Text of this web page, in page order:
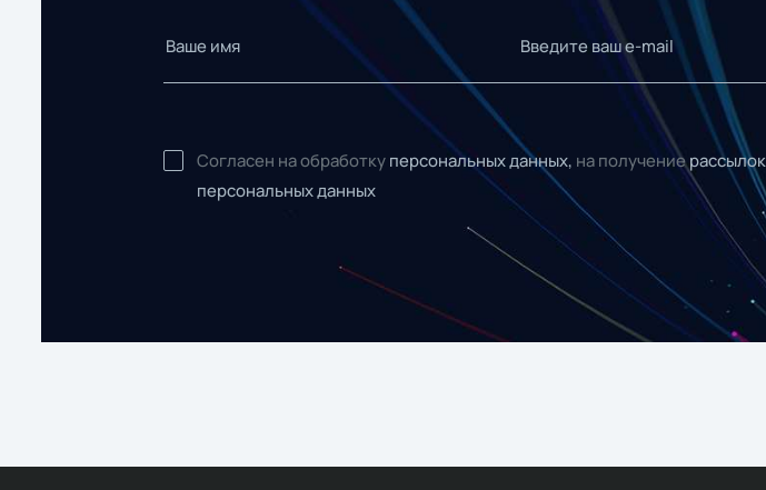
Согласен на обработку персональных данных, на получениерассылок
персональных данных